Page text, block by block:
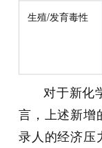
生殖/发育毒性
对于新化
言，上述新增
录人的经济压